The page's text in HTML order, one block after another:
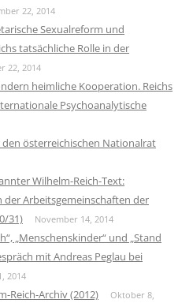
22, 2014
Sexualreform und
tatsächliche Rolle in der
22, 2014
heimliche Kooperation. Reichs
Psychoanalytische
österreichischen Nationalrat
Wilhelm-Reich-Text:
der Arbeitsgemeinschaften der
31)
November 14, 2014
„Menschenskinder“ und „Stand
mit Andreas Peglau bei
2014
Reich-Archiv (2012)
Oktober 8,